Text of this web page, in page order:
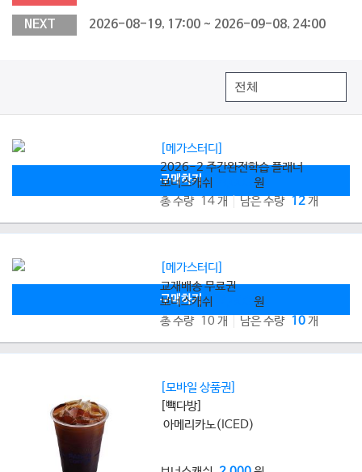
NEXT 2026-08-19, 17:00 ~ 2026-09-08, 24:00
[메가스터디]
2026-2 주간완전학습 플래너
보너스캐쉬
원
총 수량 14 개
남은 수량 12개
구매하기
[메가스터디]
교재배송 무료권
보너스캐쉬
원
총 수량 10 개
남은 수량 10개
구매하기
[모바일 상품권]
[빽다방]
아메리카노(ICED)